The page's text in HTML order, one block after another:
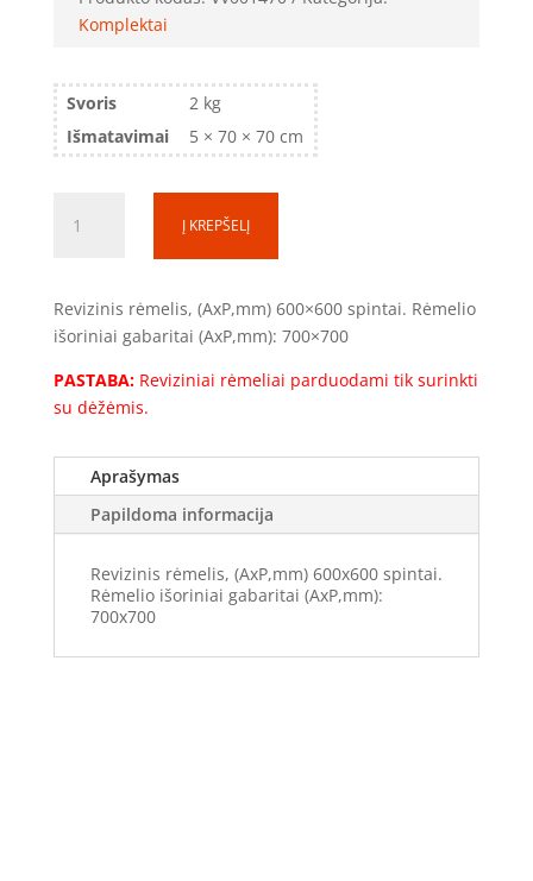
Komplektai
Svoris
2 kg
Išmatavimai
5 × 70 × 70 cm
kiekis:
sienoje
(RR0606)
Į KREPŠELĮ
Revizinis rėmelis, (AxP,mm) 600×600 spintai. Rėmelio
išoriniai gabaritai (AxP,mm): 700×700
PASTABA:Reviziniai rėmeliai parduodami tik surinkti
su dėžėmis.
Aprašymas
Papildoma informacija
Revizinis rėmelis, (AxP,mm) 600x600 spintai.
Rėmelio išoriniai gabaritai (AxP,mm):
700x700